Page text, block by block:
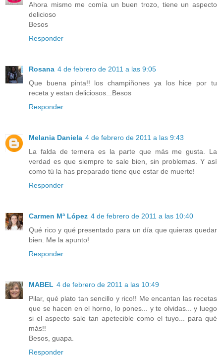
Ahora mismo me comía un buen trozo, tiene un aspecto
delicioso
Besos
Responder
Rosana 4 de febrero de 2011 a las 9:05
Que buena pinta!! los champiñones ya los hice por tu
receta y estan deliciosos...Besos
Responder
Melania Daniela 4 de febrero de 2011 a las 9:43
La falda de ternera es la parte que más me gusta. La
verdad es que siempre te sale bien, sin problemas. Y así
como tú la has preparado tiene que estar de muerte!
Responder
Carmen Mª López 4 de febrero de 2011 a las 10:40
Qué rico y qué presentado para un día que quieras quedar
bien. Me la apunto!
Responder
MABEL 4 de febrero de 2011 a las 10:49
Pilar, qué plato tan sencillo y rico!! Me encantan las recetas
que se hacen en el horno, lo pones... y te olvidas... y luego
si el aspecto sale tan apetecible como el tuyo... para qué
más!!
Besos, guapa.
Responder